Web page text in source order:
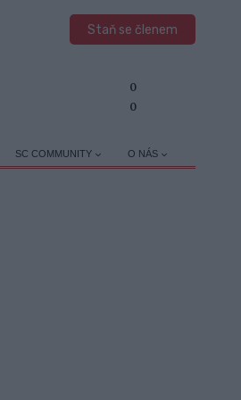
Staň se členem
0
0
SC COMMUNITY O NÁS